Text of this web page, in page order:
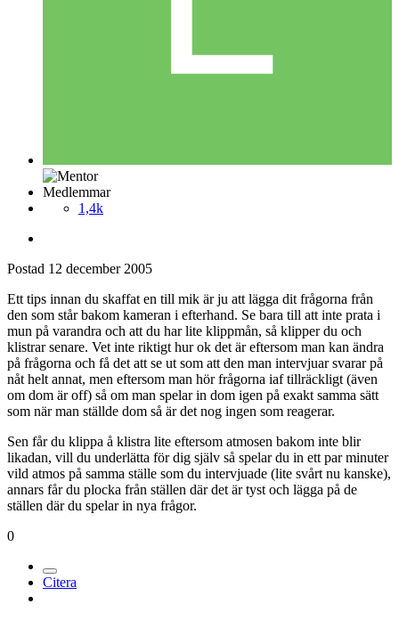
Medlemmar
1,4k
Postad 12 december 2005
Ett tips innan du skaffat en till mik är ju att lägga dit frågorna från
den som står bakom kameran i efterhand. Se bara till att inte prata i
mun på varandra och att du har lite klippmån, så klipper du och
klistrar senare. Vet inte riktigt hur ok det är eftersom man kan ändra
på frågorna och få det att se ut som att den man intervjuar svarar på
nåt helt annat, men eftersom man hör frågorna iaf tillräckligt (även
om dom är off) så om man spelar in dom igen på exakt samma sätt
som när man ställde dom så är det nog ingen som reagerar.
Sen får du klippa å klistra lite eftersom atmosen bakom inte blir
likadan, vill du underlätta för dig själv så spelar du in ett par minuter
vild atmos på samma ställe som du intervjuade (lite svårt nu kanske),
annars får du plocka från ställen där det är tyst och lägga på de
ställen där du spelar in nya frågor.
0
Citera